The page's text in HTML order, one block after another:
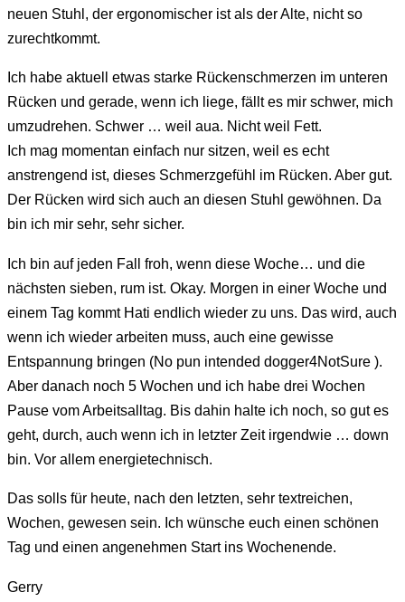
neuen Stuhl, der ergonomischer ist als der Alte, nicht so
zurechtkommt.
Ich habe aktuell etwas starke Rückenschmerzen im unteren
Rücken und gerade, wenn ich liege, fällt es mir schwer, mich
umzudrehen. Schwer … weil aua. Nicht weil Fett.
Ich mag momentan einfach nur sitzen, weil es echt
anstrengend ist, dieses Schmerzgefühl im Rücken. Aber gut.
Der Rücken wird sich auch an diesen Stuhl gewöhnen. Da
bin ich mir sehr, sehr sicher.
Ich bin auf jeden Fall froh, wenn diese Woche… und die
nächsten sieben, rum ist. Okay. Morgen in einer Woche und
einem Tag kommt Hati endlich wieder zu uns. Das wird, auch
wenn ich wieder arbeiten muss, auch eine gewisse
Entspannung bringen (No pun intended dogger4NotSure ).
Aber danach noch 5 Wochen und ich habe drei Wochen
Pause vom Arbeitsalltag. Bis dahin halte ich noch, so gut es
geht, durch, auch wenn ich in letzter Zeit irgendwie … down
bin. Vor allem energietechnisch.
Das solls für heute, nach den letzten, sehr textreichen,
Wochen, gewesen sein. Ich wünsche euch einen schönen
Tag und einen angenehmen Start ins Wochenende.
Gerry